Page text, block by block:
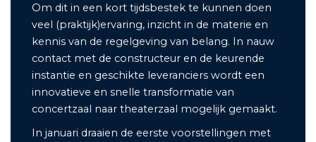
Om dit in een kort tijdsbestek te kunnen doen
veel (praktijk)ervaring, inzicht in de materie en
kennis van de regelgeving van belang. In nauw
contact met de constructeur en de keurende
instantie en geschikte leveranciers wordt een
innovatieve en snelle transformatie van
concertzaal naar theaterzaal mogelijk gemaakt.
In januari draaien de eerste voorstellingen met